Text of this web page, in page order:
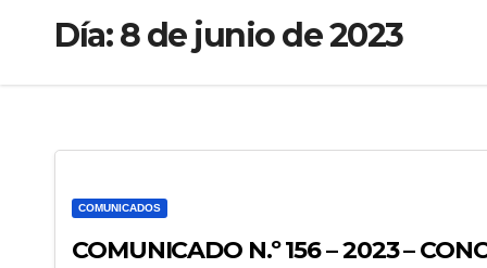
Día:8 de junio de 2023
COMUNICADOS
COMUNICADO N.º 156 – 2023 –